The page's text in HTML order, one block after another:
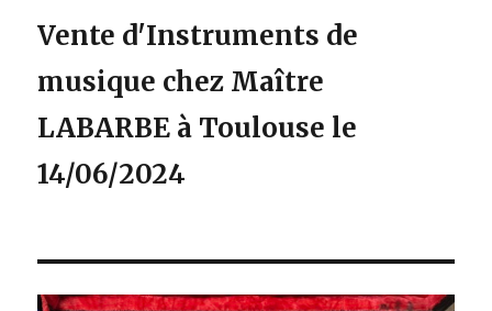
Vente d'Instruments de
musique chez Maître
LABARBE à Toulouse le
14/06/2024